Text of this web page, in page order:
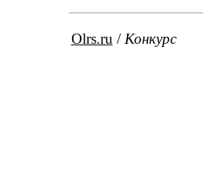
Olrs.ru / Конкурс